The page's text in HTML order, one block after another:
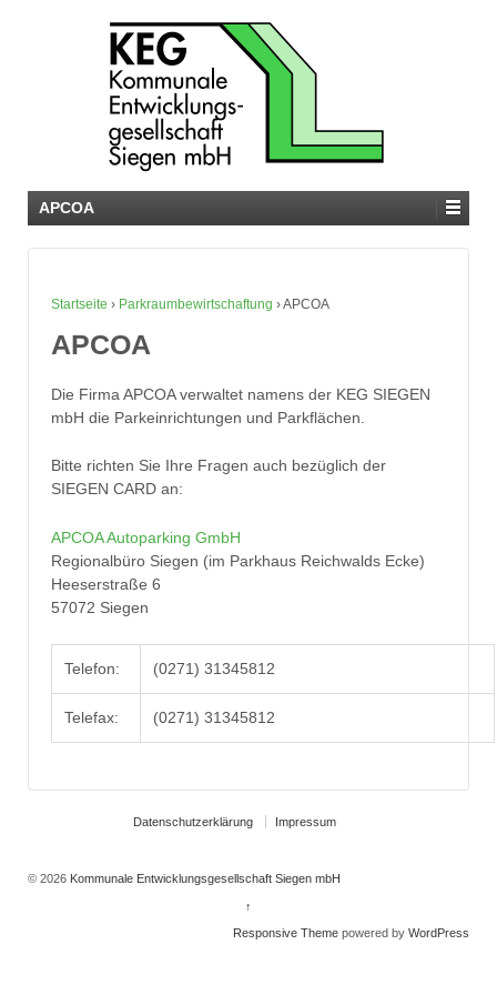
APCOA
Startseite › Parkraumbewirtschaftung ›APCOA
APCOA
Die Firma APCOA verwaltet namens der KEG SIEGEN
mbH die Parkeinrichtungen und Parkflächen.
Bitte richten Sie Ihre Fragen auch bezüglich der
SIEGEN CARD an:
APCOA Autoparking GmbH
Regionalbüro Siegen (im Parkhaus Reichwalds Ecke)
Heeserstraße 6
57072 Siegen
Telefon: (0271) 31345812
Telefax: (0271) 31345812
Datenschutzerklärung Impressum
© 2026 Kommunale Entwicklungsgesellschaft Siegen mbH
↑
Responsive Theme powered by WordPress